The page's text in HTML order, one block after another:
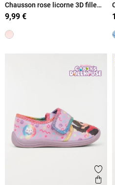
Chausson rose licorne 3D fille
(24-30)
9,99 €